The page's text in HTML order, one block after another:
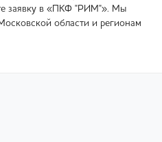
заявку в «ПКФ "РИМ"». Мы
области и регионам